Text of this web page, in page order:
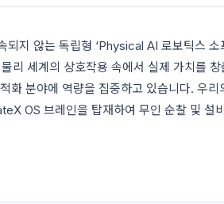
지 않는 독립형 ‘Physical AI 로보틱스 소
리 세계의 상호작용 속에서 실제 가치를
화 분야에 역량을 집중하고 있습니다. 우
OS 브레인을 탑재하여 무인 순찰 및 설